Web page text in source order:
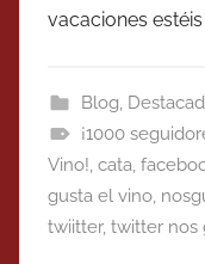
vacaciones
Blog,
¡1000
Vino!, cata,
gusta el vino,
twiitter, twitter nos